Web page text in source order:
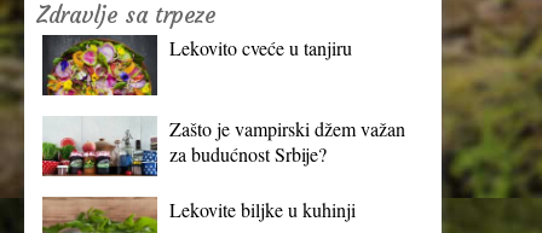
Zdravlje sa trpeze
Lekovito cveće u tanjiru
Zašto je vampirski džem važan
za budućnost Srbije?
Lekovite biljke u kuhinji